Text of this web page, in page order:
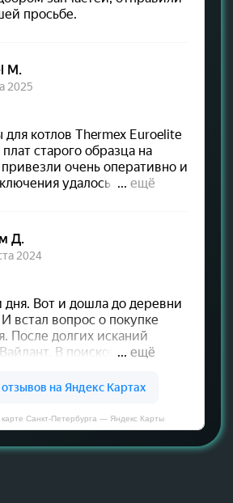
Санкт‑Петербурга — Яндекс Карты